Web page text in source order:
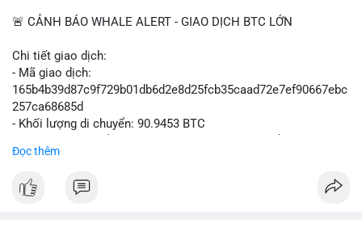
🚨 CẢNH BÁO WHALE ALERT - GIAO DỊCH BTC LỚN
Chi tiết giao dịch:
- Mã giao dịch:
165b4b39d87c9f729b01db6d2e8d25fcb35caad72e7ef90667ebc
257ca68685d
- Khối lượng di chuyển: 90.9453 BTC
USD)
Đọc thêm